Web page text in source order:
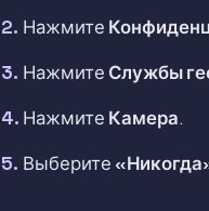
Нажмите
Нажмите Службы
Нажмите Камера.
Выберите